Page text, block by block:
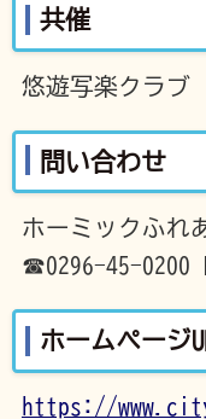
共催
悠遊写楽クラブ
問い合わせ
ホーミックふれ
☎0296-45-0200
ホームページ
https://